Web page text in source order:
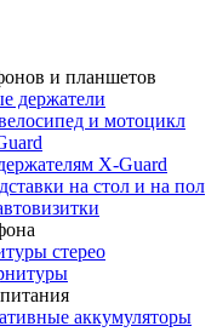
и планшетов
держатели
и мотоцикл
X-Guard
на стол и на пол
стерео
аккумуляторы